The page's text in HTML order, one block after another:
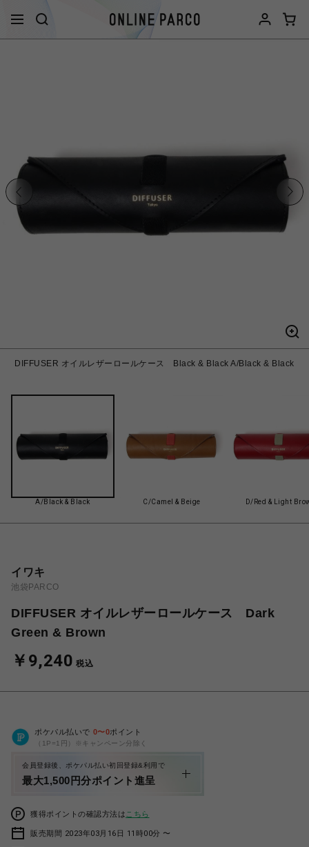
DIFFUSER オイルレザーロールケース Black & Black A/Black & Black
A/Black & Black C/Camel & Beige D/Red & Light
イワキ
池袋PARCO
DIFFUSER オイルレザーロールケース Dark
Green & Brown
￥9,240 税込
ポケパル払いで 0〜0ポイント
（1P=1円）※キャンペーン分除く
会員登録後、ポケパル払い初回登録&利用で
最大1,500円分ポイント進呈
獲得ポイントの確認方法は こちら
販売期間 2023年03月16日 11時00分 〜